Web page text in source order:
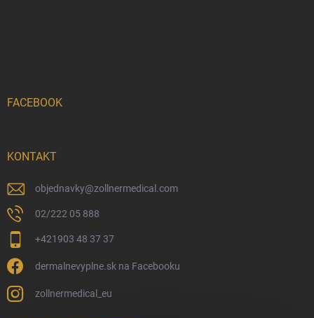
FACEBOOK
KONTAKT
objednavky@zollnermedical.com
02/222 05 888
+421903 48 37 37
dermalnevyplne.sk na Facebooku
zollnermedical_eu